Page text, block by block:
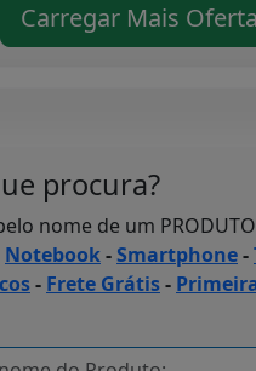
Carregar Mais
procura?
nome de um
Notebook-Smartphone-
- Frete Grátis-